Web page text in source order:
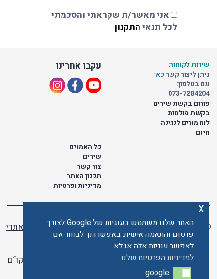
אני מאשר/ת שקראתי והסכמתי
לכל תנאיהתקנון
עקבו אחרינו
שירות לקוחות
ניתן ליצור קשרכאן
וגם בטלפון:
073-7284204
פורום בקשת שירים
בקשת סולמות
לוח מורים לנגינה
חינם
כל האמנים
שירים
צור קשר
תקנון האתר
מדיניות ופרטיות
© כל הזכויות שמורות לתו ישראלי | ליאור מזור -
בניית אתרי
וורדפרס
האתר פועל ברשיון אקו”ם
האתר שלנו משתמש בעוגיות של Google לצורך
פרסום והתאמה אישית. באפשרותך לבחור אם
לאפשר עוגיות אלה או לא.
למדיניות הפרטיות שלנו
google
google
x